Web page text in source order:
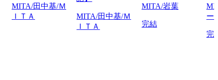
MITA/田中基/Ｍ
ＩＴＡ
MITA/田中基/Ｍ
ＩＴＡ
MITA/岩葉
完結
ー
完